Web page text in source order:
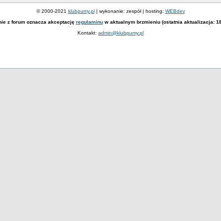
© 2000-2021 klubpumy.pl| wykonanie: zespół | hosting: WEBdev
z forum oznacza akceptację regulaminuw aktualnym brzmieniu (ostatnia aktualizacja:
Kontakt: admin@klubpumy.pl